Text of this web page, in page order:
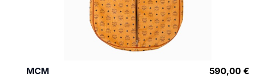
MCM
590,00 €